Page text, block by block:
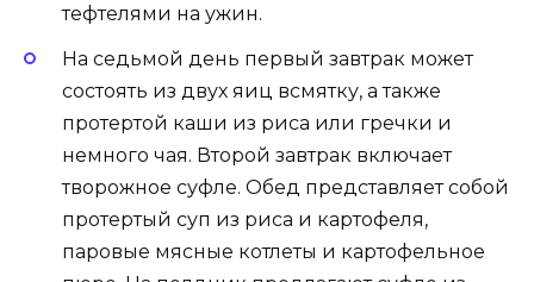
тефтелями на ужин.
На седьмой день первый завтрак может
состоять из двух яиц всмятку, а также
протертой каши из риса или гречки и
немного чая. Второй завтрак включает
творожное суфле. Обед представляет собой
протертый суп из риса и картофеля,
паровые мясные котлеты и картофельное